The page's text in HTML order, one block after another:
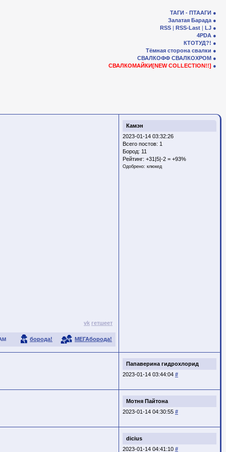
ТАГИ - ПТААГИ
Залатая Барада
RSS | RSS-Last | LJ
4PDA
КТОТУД?!
Тёмная сторона свалки
СВАЛКОФФ СВАЛКОХРОМ
СВАЛКОМАЙКИ[NEW COLLECTION!!]
Камэн
2023-01-14 03:32:26
Всего постов: 1
Бород: 11
Рейтинг: +31|5|-2 = +93%
Одобрено: клюкед
vk гетшеет
борода! МЕГАборода!
Папаверина гидрохлорид
2023-01-14 03:44:04 #
Мотня Пайтона
2023-01-14 04:30:55 #
dicius
2023-01-14 04:41:10 #